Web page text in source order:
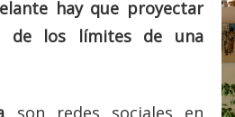
hay que proyectar
de los límites de una
son redes sociales en